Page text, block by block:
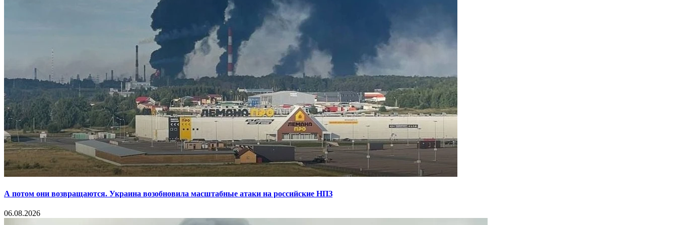
А потом они возвращаются. Украина возобновила масштабные атаки на российские НПЗ
06.08.2026